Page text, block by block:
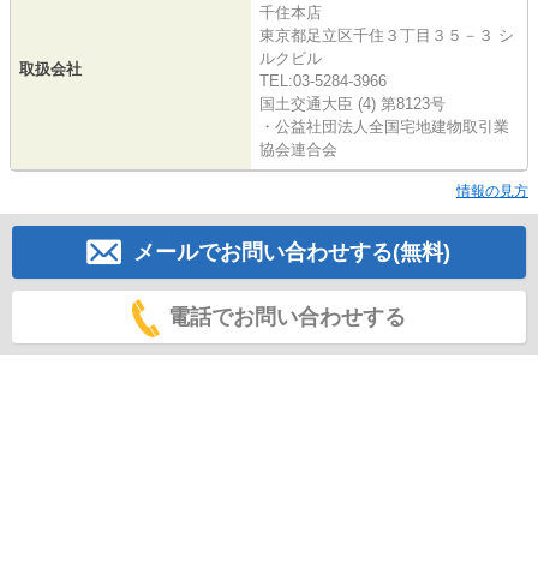
取扱会社
千住本店
東京都足立区千住３丁目３５－３ シ
ルクビル
TEL:03-5284-3966
国土交通大臣 (4) 第8123号
・公益社団法人全国宅地建物取引業
協会連合会
情報の見方
メールでお問い合わせする(無料)
電話でお問い合わせする